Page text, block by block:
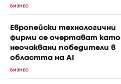
БИЗНЕС
Европейски технологични
фирми се очертават като
неочаквани победители в
областта на AI
БИЗНЕС